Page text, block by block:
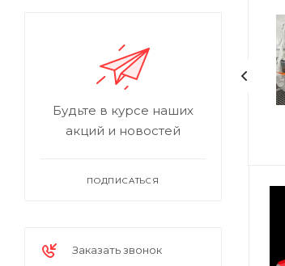
Будьте в курсе наших
акций и новостей
ПОДПИСАТЬСЯ
Заказать звонок